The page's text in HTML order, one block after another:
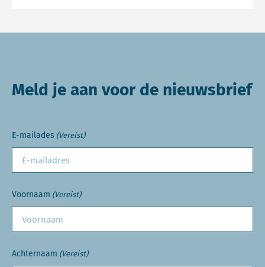
Meld je aan voor de nieuwsbrief
E-mailades (Vereist)
Voornaam (Vereist)
Achternaam (Vereist)